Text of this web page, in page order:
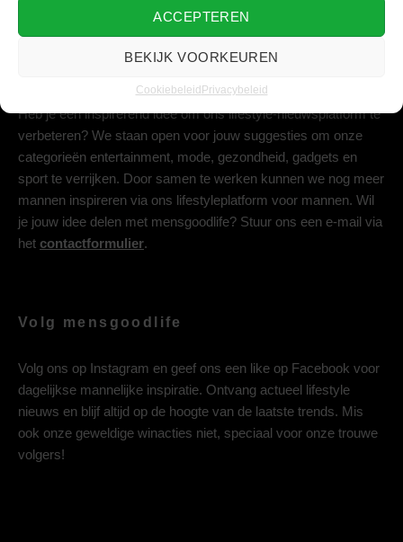
ACCEPTEREN
BEKIJK VOORKEUREN
Cookiebeleid Privacybeleid
Heb je een inspirerend idee om ons lifestyle-nieuwsplatform te
verbeteren? We staan open voor jouw suggesties om onze
categorieën entertainment, mode, gezondheid, gadgets en
sport te verrijken. Door samen te werken kunnen we nog meer
mannen inspireren via ons lifestyleplatform voor mannen. Wil
je jouw idee delen met mensgoodlife? Stuur ons een e-mail via
het contactformulier.
Volg mensgoodlife
Volg ons op Instagram en geef ons een like op Facebook voor
dagelijkse mannelijke inspiratie. Ontvang actueel lifestyle
nieuws en blijf altijd op de hoogte van de laatste trends. Mis
ook onze geweldige winacties niet, speciaal voor onze trouwe
volgers!